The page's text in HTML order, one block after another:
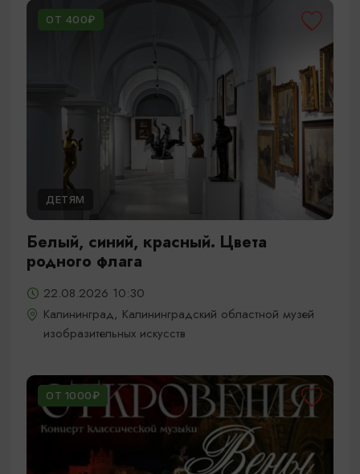
ОТ 400₽
ДЕТЯМ
Белый, синий, красный. Цвета
родного флага
22.08.2026 10:30
Калининград, Калининградский областной музей
изобразительных искусств
ОТ 1000₽